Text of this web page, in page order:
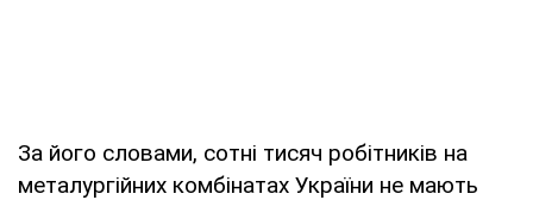
За його словами, сотні тисяч робітників на
металургійних комбінатах України не мають